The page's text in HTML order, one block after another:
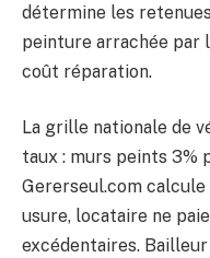
détermine les
peinture arrachée par
coût réparation.
La grille nationale de
taux : murs peints 3%
Gererseul.com
usure, locataire ne
excédentaires.